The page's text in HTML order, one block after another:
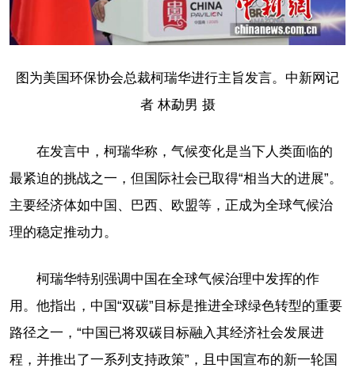
图为美国环保协会总裁柯瑞华进行主旨发言。中新网记
者 林勐男 摄
在发言中，柯瑞华称，气候变化是当下人类面临的
最紧迫的挑战之一，但国际社会已取得“相当大的进展”。
主要经济体如中国、巴西、欧盟等，正成为全球气候治
理的稳定推动力。
柯瑞华特别强调中国在全球气候治理中发挥的作
用。他指出，中国“双碳”目标是推进全球绿色转型的重要
路径之一，“中国已将双碳目标融入其经济社会发展进
程，并推出了一系列支持政策”，且中国宣布的新一轮国